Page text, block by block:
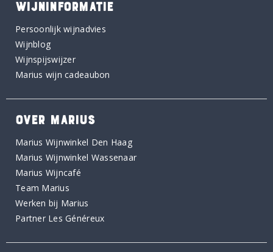
WIJNINFORMATIE
Persoonlijk wijnadvies
Wijnblog
Wijnspijswijzer
Marius wijn cadeaubon
OVER MARIUS
Marius Wijnwinkel Den Haag
Marius Wijnwinkel Wassenaar
Marius Wijncafé
Team Marius
Werken bij Marius
Partner Les Généreux